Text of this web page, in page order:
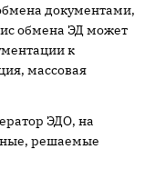
документами,
обмена ЭД может
к
массовая
ЭДО, на
решаемые